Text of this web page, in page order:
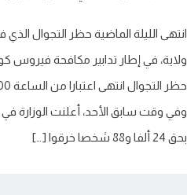
ولاية، في إطار تدابير مكافحة فيروس
وفي وقت سابق الأحد، أعلنت الوزارة في
بحق 24 ألفا و88 شخصا خرقوا […]